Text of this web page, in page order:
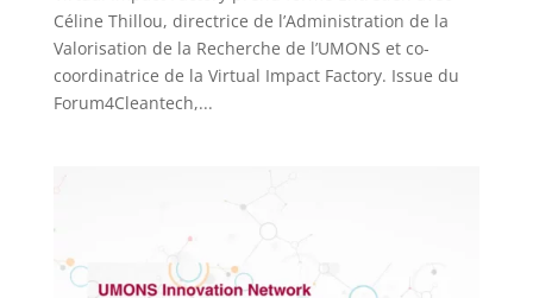
Céline Thillou, directrice de l’Administration de la
Valorisation de la Recherche de l’UMONS et co-
coordinatrice de la Virtual Impact Factory. Issue du
Forum4Cleantech,...